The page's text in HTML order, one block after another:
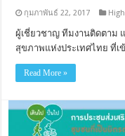
กุมภาพันธ์ 22, 2017
ผู้เชี่ยวชาญ ทีมงานติดตาม
สุขภาพแห่งประเทศไทย ที่เ
Read More »